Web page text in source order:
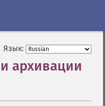
Язык:
архивации